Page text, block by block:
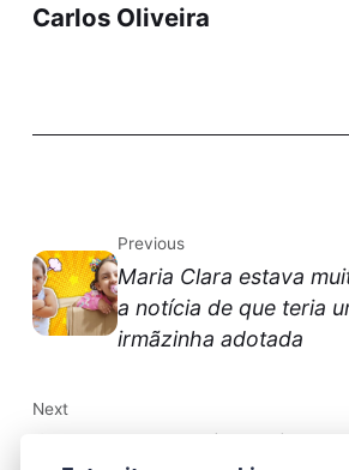
Carlos Oliveira
Previous
Maria Clara estava
a notícia de que teria
irmãzinha adotada
Next
Como melhorar minha loja de